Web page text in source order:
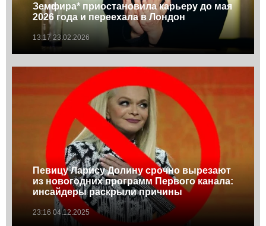
Земфира* приостановила карьеру до мая
2026 года и переехала в Лондон
13:17 23.02.2026
Певицу Ларису Долину срочно вырезают
из новогодних программ Первого канала:
инсайдеры раскрыли причины
23:16 04.12.2025